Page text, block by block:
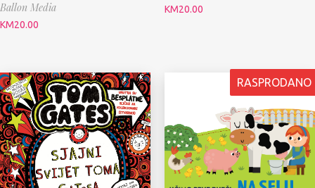
Ballon Media
KM20.00
KM20.00
RASPRODANO